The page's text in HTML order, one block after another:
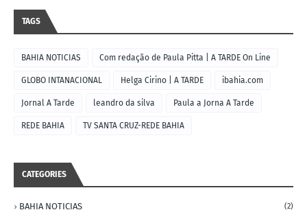
TAGS
BAHIA NOTICIAS Com redação de Paula Pitta | A TARDE On Line
GLOBO INTANACIONAL Helga Cirino | A TARDE ibahia.com
Jornal A Tarde leandro da silva Paula a Jorna A Tarde
REDE BAHIA TV SANTA CRUZ-REDE BAHIA
CATEGORIES
BAHIA NOTICIAS (2)